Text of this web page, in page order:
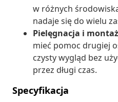
w różnych
nadaje się do wielu
Pielęgnacja i
mieć pomoc drugiej
czysty wygląd bez
przez długi czas.
Specyfikacja